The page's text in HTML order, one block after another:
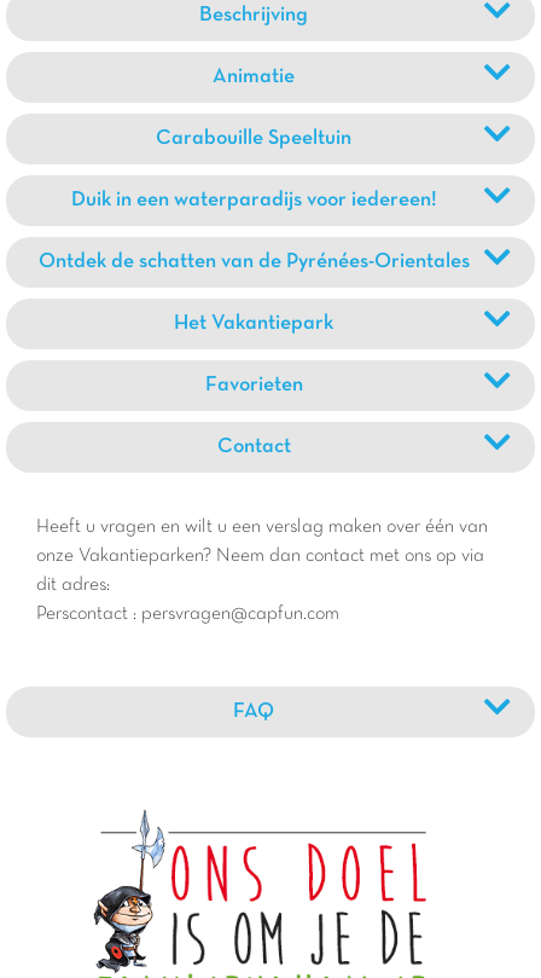
Beschrijving
Animatie
Carabouille Speeltuin
Duik in een waterparadijs voor iedereen!
Ontdek de schatten van de Pyrénées-Orientales
Het Vakantiepark
Favorieten
Contact
Heeft u vragen en wilt u een verslag maken over één van
onze Vakantieparken? Neem dan contact met ons op via
dit adres:
Perscontact : persvragen@capfun.com
FAQ